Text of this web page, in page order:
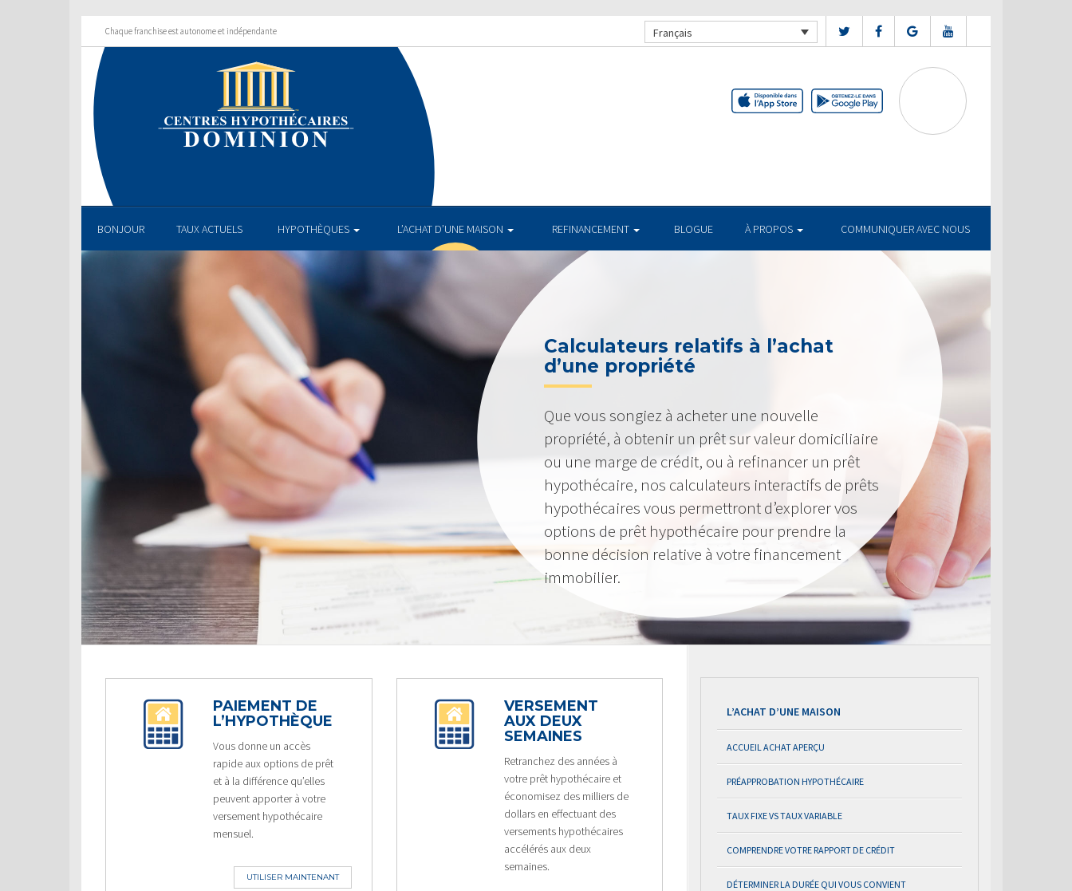
Chaque franchise est autonome et indépendante Français
BONJOUR TAUX ACTUELS HYPOTHÈQUES L’ACHAT D’UNE MAISON REFINANCEMENT BLOGUE À PROPOS COMMUNIQUER AVEC NOUS
Calculateurs relatifs à l’achat
d’une propriété
Que vous songiez à acheter une nouvelle
propriété, à obtenir un prêt sur valeur domiciliaire
ou une marge de crédit, ou à refinancer un prêt
hypothécaire, nos calculateurs interactifs de prêts
hypothécaires vous permettront d’explorer vos
options de prêt hypothécaire pour prendre la
bonne décision relative à votre financement
immobilier.
PAIEMENT DE
L’HYPOTHÈQUE
Vous donne un accès
rapide aux options de prêt
et à la différence qu’elles
peuvent apporter à votre
versement hypothécaire
mensuel.
UTILISER MAINTENANT
VERSEMENT
AUX DEUX
SEMAINES
Retranchez des années à
votre prêt hypothécaire et
économisez des milliers de
dollars en effectuant des
versements hypothécaires
accélérés aux deux
semaines.
L’ACHAT D’UNE MAISON
ACCUEIL ACHAT APERÇU
PRÉAPPROBATION HYPOTHÉCAIRE
TAUX FIXE VS TAUX VARIABLE
COMPRENDRE VOTRE RAPPORT DE CRÉDIT
DÉTERMINER LA DURÉE QUI VOUS CONVIENT